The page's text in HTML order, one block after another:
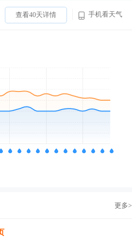
查看40天详情 手机看天气
更多>